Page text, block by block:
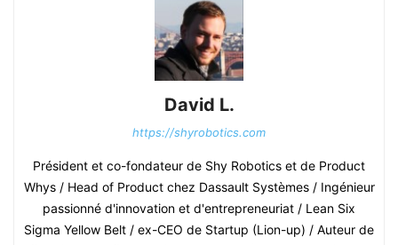
David L.
https://shyrobotics.com
Président et co-fondateur de Shy Robotics et de Product
Whys / Head of Product chez Dassault Systèmes / Ingénieur
passionné d'innovation et d'entrepreneuriat / Lean Six
Sigma Yellow Belt / ex-CEO de Startup (Lion-up) / Auteur de